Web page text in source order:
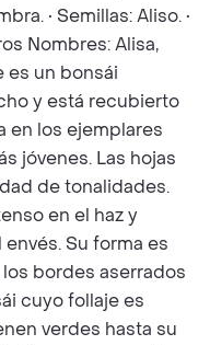
• Semillas: Aliso. •
Nombres: Alisa,
es un bonsái
y está recubierto
en los ejemplares
jóvenes. Las hojas
de tonalidades.
en el haz y
Su forma es
bordes aserrados
cuyo follaje es
verdes hasta su